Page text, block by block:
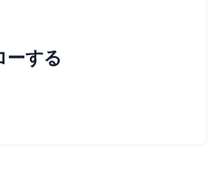
ーする